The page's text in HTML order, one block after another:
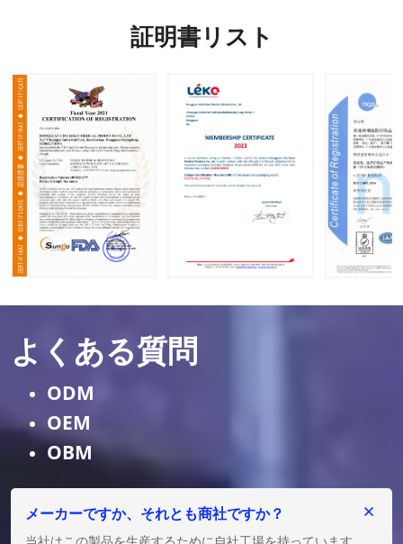
証明書リスト
よくある質問
ODM
OEM
OBM
メーカーですか、それとも商社ですか？